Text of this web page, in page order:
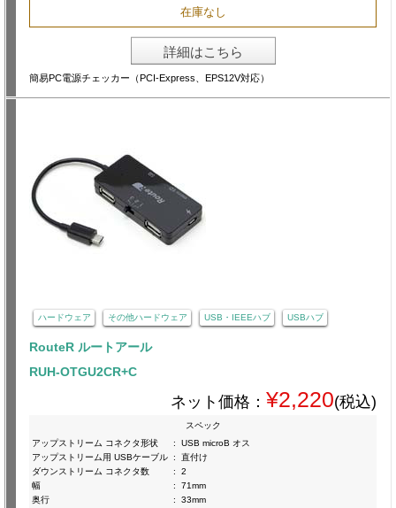
在庫なし
詳細はこちら
簡易PC電源チェッカー（PCI-Express、EPS12V対応）
ハードウェア その他ハードウェア USB・IEEEハブ USBハブ
RouteR ルートアール
RUH-OTGU2CR+C
ネット価格： ¥2,220(税込)
スペック
アップストリーム コネクタ形状
:
USB microB オス
アップストリーム用 USBケーブル :
直付け
ダウンストリーム コネクタ数
:
2
幅
:
71mm
奥行
:
33mm